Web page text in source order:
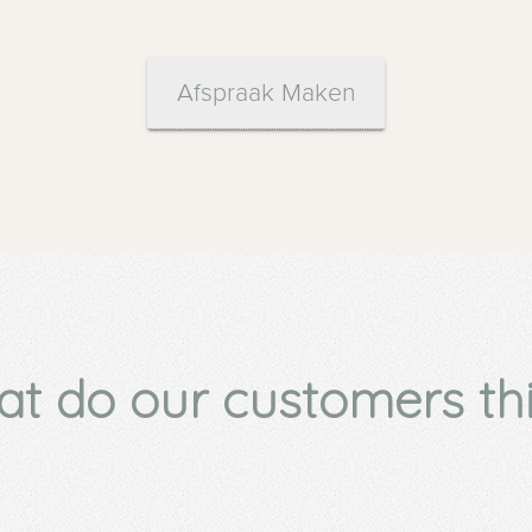
Afspraak Maken
do our customers